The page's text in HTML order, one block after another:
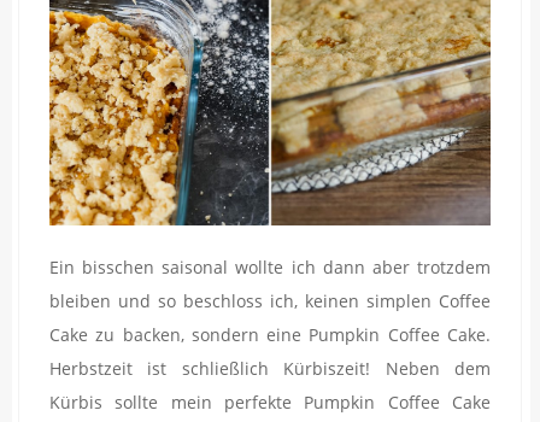
Ein bisschen saisonal wollte ich dann aber trotzdem
bleiben und so beschloss ich, keinen simplen Coffee
Cake zu backen, sondern eine Pumpkin Coffee Cake.
Herbstzeit ist schließlich Kürbiszeit! Neben dem
Kürbis sollte mein perfekte Pumpkin Coffee Cake